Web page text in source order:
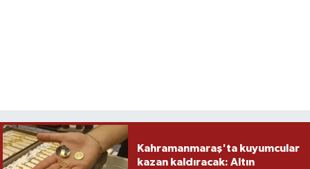
Kahramanmaraş'ta kuyumcular
kazan kaldıracak: Altın